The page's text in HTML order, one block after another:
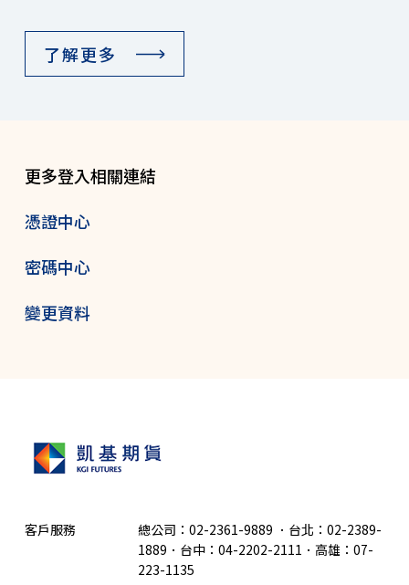
了解更多
更多登入相關連結
憑證中心
密碼中心
變更資料
客戶服務 總公司：02-2361-9889 ． 台北：02-2389-
1889．台中：04-2202-2111．高雄：07-
223-1135